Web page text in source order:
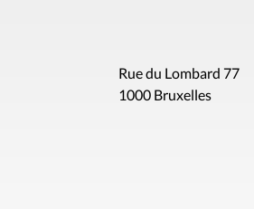
Rue du Lombard 77
1000 Bruxelles